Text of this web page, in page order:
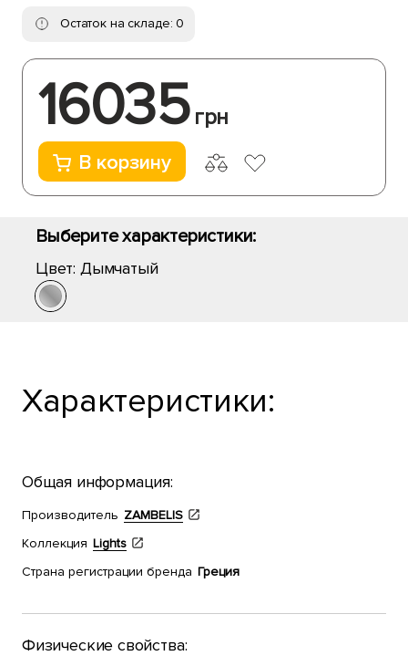
Остаток на складе: 0
16035 грн
В корзину
Выберите характеристики:
Цвет: Дымчатый
Характеристики:
Общая информация:
Производитель ZAMBELIS
Коллекция Lights
Страна регистрации бренда Греция
Физические свойства: